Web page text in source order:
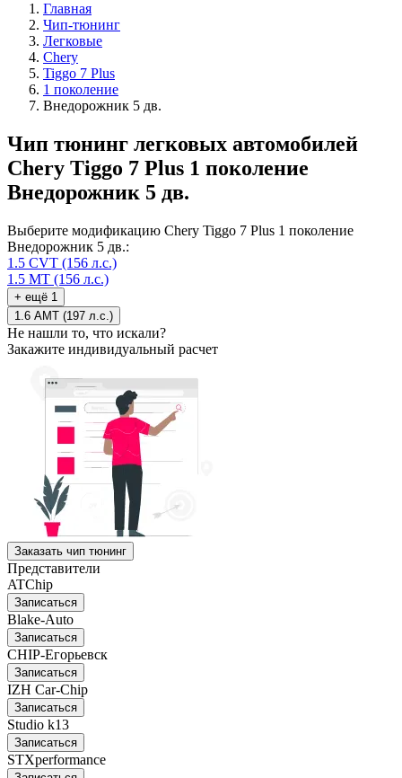
Главная
Чип-тюнинг
Легковые
Chery
Tiggo 7 Plus
1 поколение
Внедорожник 5 дв.
Чип тюнинг легковых автомобилей
Chery Tiggo 7 Plus 1 поколение
Внедорожник 5 дв.
Выберите модификацию Chery Tiggo 7 Plus 1 поколение
Внедорожник 5 дв.:
1.5 CVT (156 л.с.)
1.5 MT (156 л.с.)
+ ещё 1
1.6 AMT (197 л.с.)
Не нашли то, что искали?
Закажите индивидуальный расчет
Заказать чип тюнинг
Представители
ATChip
Записаться
Blake-Auto
Записаться
CHIP-Егорьевск
Записаться
IZH Car-Chip
Записаться
Studio k13
Записаться
STXperformance